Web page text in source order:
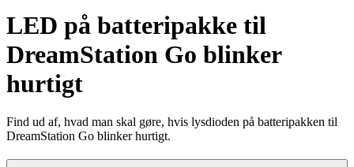
LED på batteripakke til
DreamStation Go blinker
hurtigt
Find ud af, hvad man skal gøre, hvis lysdioden på batteripakken til
DreamStation Go blinker hurtigt.